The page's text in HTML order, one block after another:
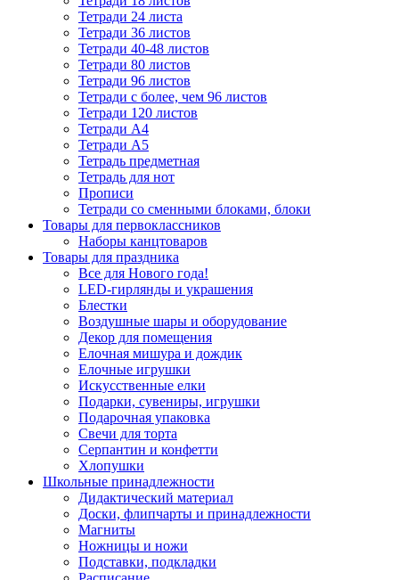
Тетради 24 листа
Тетради 36 листов
Тетради 40-48 листов
Тетради 80 листов
Тетради 96 листов
Тетради с более, чем 96 листов
Тетради 120 листов
Тетради А4
Тетради А5
Тетрадь предметная
Тетрадь для нот
Прописи
Тетради со сменными блоками, блоки
Товары для первоклассников
Наборы канцтоваров
Товары для праздника
Все для Нового года!
LED-гирлянды и украшения
Блестки
Воздушные шары и оборудование
Декор для помещения
Елочная мишура и дождик
Елочные игрушки
Искусственные елки
Подарки, сувениры, игрушки
Подарочная упаковка
Свечи для торта
Серпантин и конфетти
Хлопушки
Школьные принадлежности
Дидактический материал
Доски, флипчарты и принадлежности
Магниты
Ножницы и ножи
Подставки, подкладки